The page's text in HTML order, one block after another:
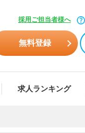
採用ご担当者様へ
無料登録
求人ランキング